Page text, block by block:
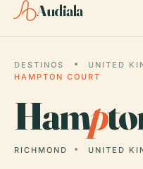
Audiala
DESTINOS UNITED
HAMPTON COURT
Hamp
RICHMOND UNITED